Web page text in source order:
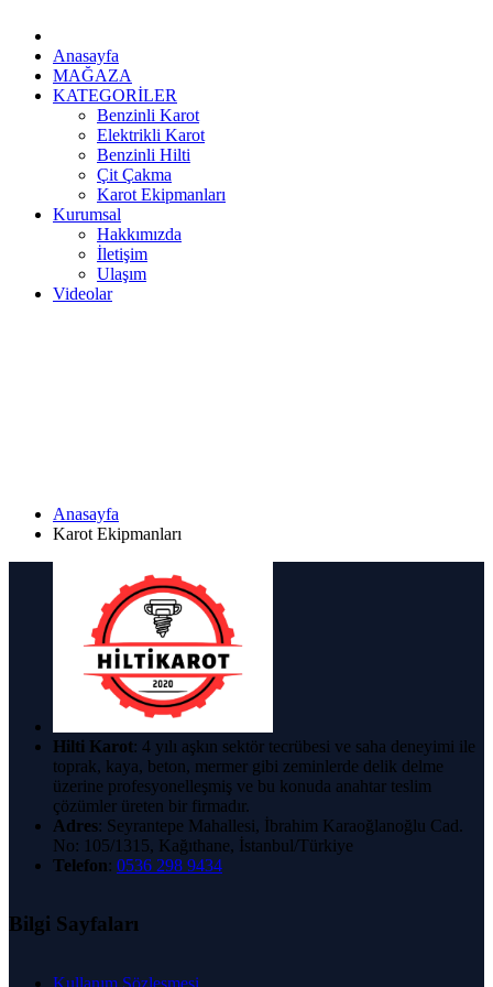
Anasayfa
MAĞAZA
KATEGORİLER
Benzinli Karot
Elektrikli Karot
Benzinli Hilti
Çit Çakma
Karot Ekipmanları
Kurumsal
Hakkımızda
İletişim
Ulaşım
Videolar
Anasayfa
Karot Ekipmanları
Hilti Karot: 4 yılı aşkın sektör tecrübesi ve saha deneyimi ile
toprak, kaya, beton, mermer gibi zeminlerde delik delme
üzerine profesyonelleşmiş ve bu konuda anahtar teslim
çözümler üreten bir firmadır.
Adres: Seyrantepe Mahallesi, İbrahim Karaoğlanoğlu Cad.
No: 105/1315, Kağıthane, İstanbul/Türkiye
Telefon: 0536 298 9434
Bilgi Sayfaları
Kullanım Sözleşmesi